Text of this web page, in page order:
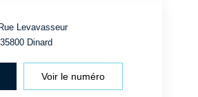
Levavasseur
35800 Dinard
Voir le numéro